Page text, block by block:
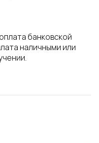
банковской
наличными или